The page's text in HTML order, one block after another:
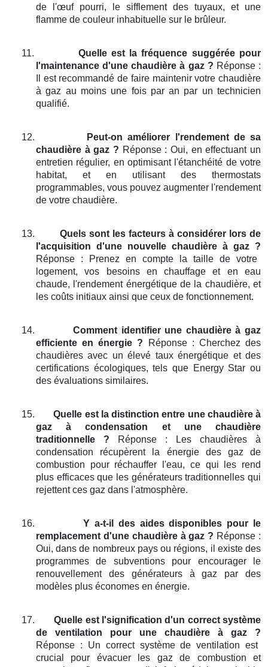
de l'œuf pourri, le sifflement des tuyaux, et une
flamme de couleur inhabituelle sur le brûleur.
11.
Quelle est la fréquence suggérée pour
l'maintenance d'une chaudière à gaz ? Réponse :
Il est recommandé de faire maintenir votre chaudière
à gaz au moins une fois par an par un technicien
qualifié.
12.
Peut-on améliorer l'rendement de sa
chaudière à gaz ? Réponse : Oui, en effectuant un
entretien régulier, en optimisant l'étanchéité de votre
habitat, et en utilisant des thermostats
programmables, vous pouvez augmenter l'rendement
de votre chaudière.
13.
Quels sont les facteurs à considérer lors de
l'acquisition d'une nouvelle chaudière à gaz ?
Réponse : Prenez en compte la taille de votre
logement, vos besoins en chauffage et en eau
chaude, l'rendement énergétique de la chaudière, et
les coûts initiaux ainsi que ceux de fonctionnement.
14.
Comment identifier une chaudière à gaz
efficiente en énergie ? Réponse : Cherchez des
chaudières avec un élevé taux énergétique et des
certifications écologiques, tels que Energy Star ou
des évaluations similaires.
15.
Quelle est la distinction entre une chaudière à
gaz à condensation et une chaudière
traditionnelle ? Réponse : Les chaudières à
condensation récupèrent la énergie des gaz de
combustion pour réchauffer l'eau, ce qui les rend
plus efficaces que les générateurs traditionnelles qui
rejettent ces gaz dans l'atmosphère.
16.
Y a-t-il des aides disponibles pour le
remplacement d'une chaudière à gaz ? Réponse :
Oui, dans de nombreux pays ou régions, il existe des
programmes de subventions pour encourager le
renouvellement des générateurs à gaz par des
modèles plus économes en énergie.
17.
Quelle est l'signification d'un correct système
de ventilation pour une chaudière à gaz ?
Réponse : Un correct système de ventilation est
crucial pour évacuer les gaz de combustion et